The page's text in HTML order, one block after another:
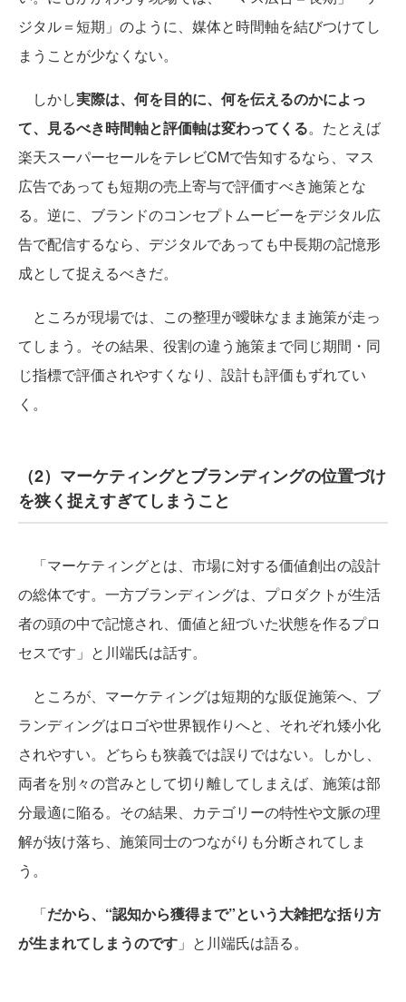
ジタル＝短期」のように、媒体と時間軸を結びつけてし
まうことが少なくない。
しかし実際は、何を目的に、何を伝えるのかによっ
て、見るべき時間軸と評価軸は変わってくる。たとえば
楽天スーパーセールをテレビCMで告知するなら、マス
広告であっても短期の売上寄与で評価すべき施策とな
る。逆に、ブランドのコンセプトムービーをデジタル広
告で配信するなら、デジタルであっても中長期の記憶形
成として捉えるべきだ。
ところが現場では、この整理が曖昧なまま施策が走っ
てしまう。その結果、役割の違う施策まで同じ期間・同
じ指標で評価されやすくなり、設計も評価もずれてい
く。
（2）マーケティングとブランディングの位置づけ
を狭く捉えすぎてしまうこと
「マーケティングとは、市場に対する価値創出の設計
の総体です。一方ブランディングは、プロダクトが生活
者の頭の中で記憶され、価値と紐づいた状態を作るプロ
セスです」と川端氏は話す。
ところが、マーケティングは短期的な販促施策へ、ブ
ランディングはロゴや世界観作りへと、それぞれ矮小化
されやすい。どちらも狭義では誤りではない。しかし、
両者を別々の営みとして切り離してしまえば、施策は部
分最適に陥る。その結果、カテゴリーの特性や文脈の理
解が抜け落ち、施策同士のつながりも分断されてしま
う。
「だから、“認知から獲得まで”という大雑把な括り方
が生まれてしまうのです 」と川端氏は語る。